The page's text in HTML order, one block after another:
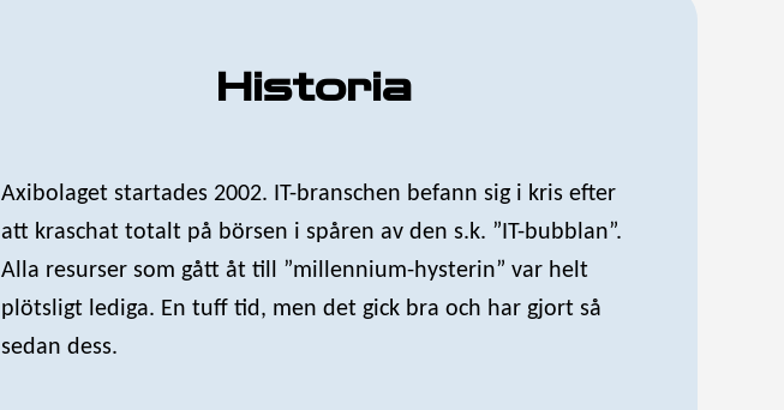
Historia
Axibolaget startades 2002. IT-branschen befann sig i kris efter
att kraschat totalt på börsen i spåren av den s.k. ”IT-bubblan”.
Alla resurser som gått åt till ”millennium-hysterin” var helt
plötsligt lediga. En tuff tid, men det gick bra och har gjort så
sedan dess.